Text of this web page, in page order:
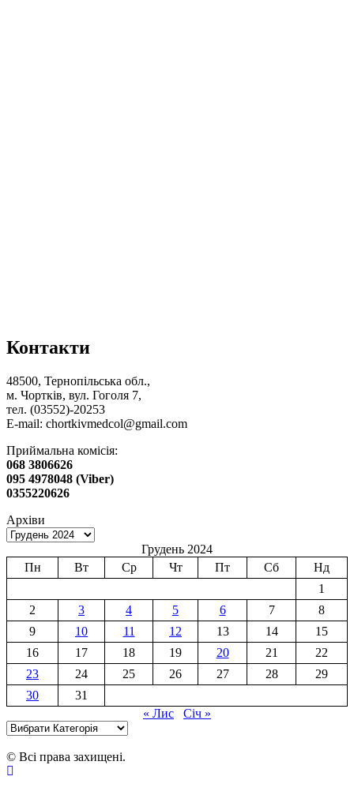
Контакти
48500, Тернопільська обл.,
м. Чортків, вул. Гоголя 7,
тел. (03552)-20253
E-mail: chortkivmedcol@gmail.com
Приймальна комісія:
068 3806626
095 4978048 (Viber)
0355220626
Архіви
Грудень 2024
Пн
Вт Ср Чт Пт Сб
Нд
1
2
3 4 5 6 7
8
9
10 11 12 13 14
15
16
17 18 19 20 21
22
23
24 25 26 27 28
29
30
31
« Лис
Січ »
Категорії
© Всі права захищені.